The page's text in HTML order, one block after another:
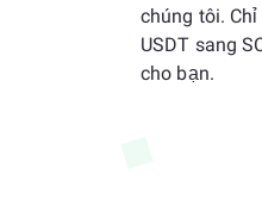
chúng tôi.
USDT sang
cho bạn.